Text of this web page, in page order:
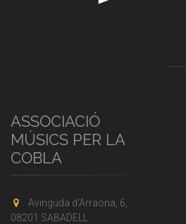
ASSOCIACIÓ
MÚSICS PER LA
COBLA
Avinguda d'Arraona, 6,
08201 SABADELL